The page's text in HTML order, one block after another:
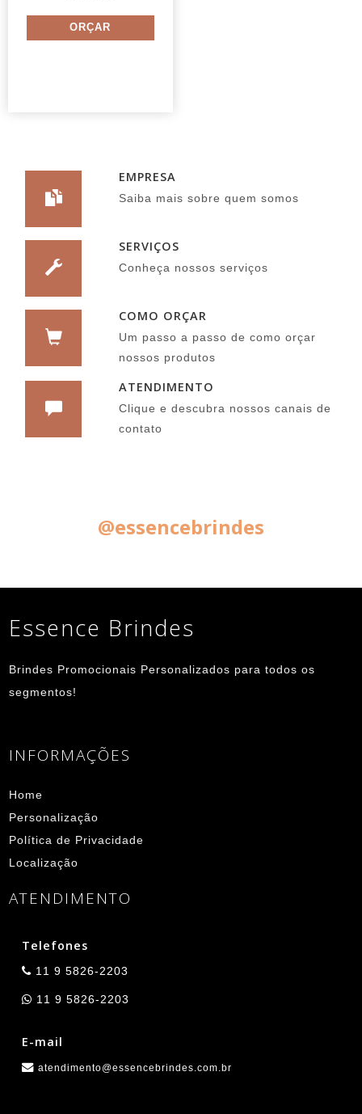
EMPRESA
Saiba mais sobre quem somos
SERVIÇOS
Conheça nossos serviços
COMO ORÇAR
Um passo a passo de como orçar
nossos produtos
ATENDIMENTO
Clique e descubra nossos canais de
contato
@essencebrindes
Essence Brindes
Brindes Promocionais Personalizados para todos os
segmentos!
INFORMAÇÕES
Home
Personalização
Política de Privacidade
Localização
ATENDIMENTO
Telefones
11 9 5826-2203
11 9 5826-2203
E-mail
atendimento@essencebrindes.com.br